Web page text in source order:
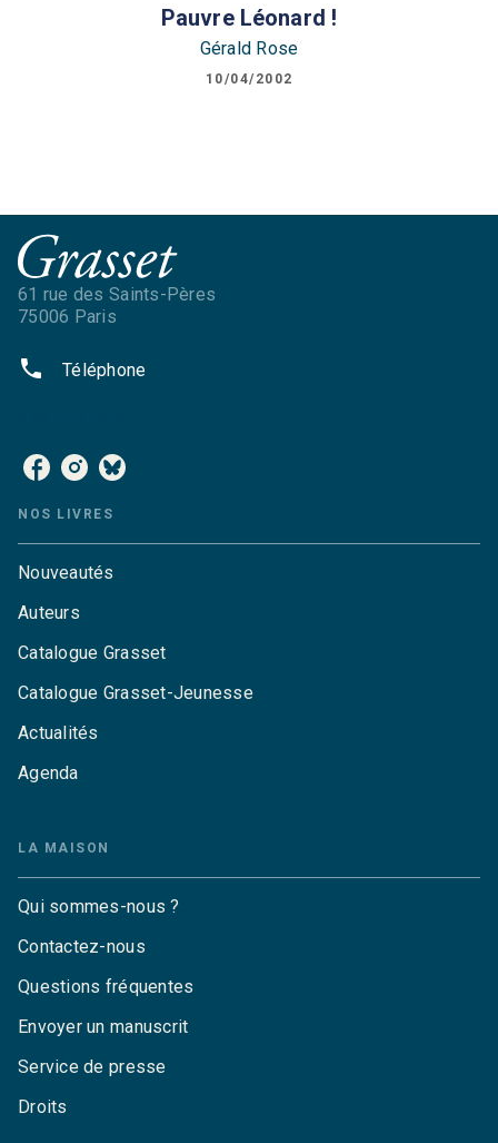
Pauvre Léonard !
Gérald Rose
10/04/2002
61 rue des Saints-Pères
75006 Paris
phone Téléphone
NOS LIVRES
Nouveautés
Auteurs
Catalogue Grasset
Catalogue Grasset-Jeunesse
Actualités
Agenda
LA MAISON
Qui sommes-nous ?
Contactez-nous
Questions fréquentes
Envoyer un manuscrit
Service de presse
Droits